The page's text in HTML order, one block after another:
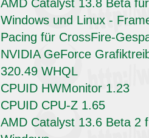
AMD Catalyst 13.8 Beta für
Windows und Linux -
Pacing für CrossFire-
NVIDIA GeForce
320.49 WHQL
CPUID HWMonitor 1.23
CPUID CPU-Z 1.65
AMD Catalyst 13.6 Beta 2